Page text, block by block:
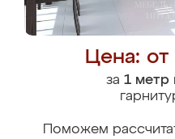
Цена:
за 1 метр
Поможем